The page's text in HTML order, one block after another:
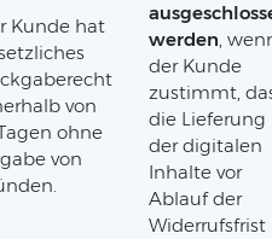
Kunde hat
von
ohne
von
werden,
der Kunde
zustimmt,
die Lieferung
der digitalen
Inhalte vor
Ablauf der
Widerrufsfrist